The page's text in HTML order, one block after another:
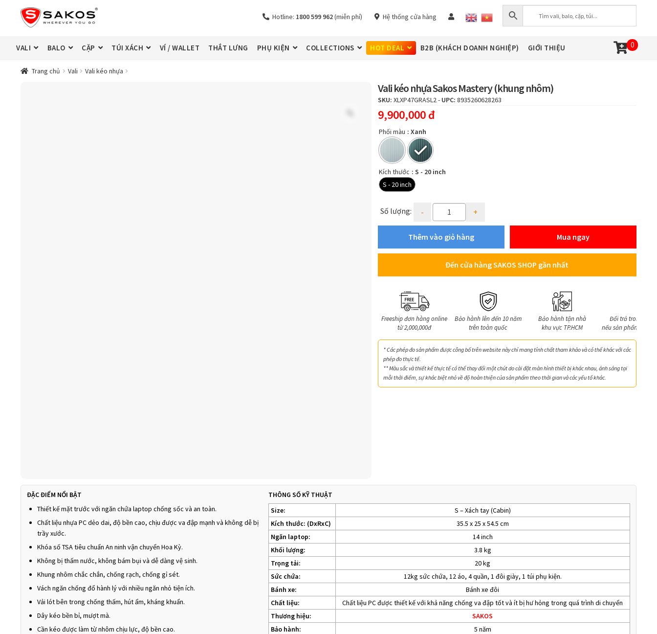
Đi
đến
hướng
Chuyển
đến
dung
Hotline: 1800 599 962(miễn phí) Hệ thống cửa hàng
VALI BALO CẶP TÚI XÁCH VÍ / WALLET THẮT LƯNG PHỤ KIỆN COLLECTIONS HOT DEAL B2B (KHÁCH DOANH NGHIỆP) GIỚI THIỆU 0
Trang chủ Vali Vali kéo nhựa
Vali kéo nhựa Sakos Mastery (khung nhôm)
SKU: XLXP47GRASL2- UPC: 8935260628263
9,900,000đ
Phối màu : Xanh
Kích thước : S - 20 inch
S - 20 inch
Số lượng:
Thêm vào giỏ hàng Mua ngay
Đến cửa hàng SAKOS SHOP gần nhất
Freeship đơn hàng online
từ 2,000,000đ
Bảo hành lên đến 10 năm
trên toàn quốc
Bảo hành tận nhà
khu vực TP.HCM
Đổi trả trong 7
nếu sản phẩm lỗi kỹ
* Các phép đo sản phẩm được công bố trên website này chỉ mang tính chất tham khảo và có thể khác với các
phép đo thực tế.
** Màu sắc và thiết kế thực tế có thể thay đổi một chút do cài đặt màn hình thiết bị khác nhau, ánh sáng tại
mỗi thời điểm, sự khác biệt nhỏ về độ hoàn thiện của sản phẩm theo thời gian và các yếu tố khác.
ĐẶC ĐIỂM NỔI BẬT
Thiết kế mặt trước với ngăn chứa laptop chống sốc và an toàn.
Chất liệu nhựa PC dẻo dai, độ bền cao, chịu được va đập mạnh và không dễ bị
trầy xước.
Khóa số TSA tiêu chuẩn An ninh vận chuyển Hoa Kỳ.
Không bị thấm nước, không bám bụi và dễ dàng vệ sinh.
Khung nhôm chắc chắn, chống rạch, chống gỉ sét.
Vách ngăn chống đổ hành lý với nhiều ngăn nhỏ tiện ích.
Vải lót bên trong chống thấm, hút ẩm, kháng khuẩn.
Dây kéo bền bỉ, mượt mà.
Cần kéo được làm từ nhôm chịu lực, độ bền cao.
THÔNG SỐ KỸ THUẬT
Size:
S – Xách tay (Cabin)
Kích thước: (DxRxC)
35.5 x 25 x 54.5 cm
Ngăn laptop:
14 inch
Khối lượng:
3.8 kg
Trọng tải:
20 kg
Sức chứa:
12kg sức chứa, 12 áo, 4 quần, 1 đôi giày, 1 túi phụ kiện.
Bánh xe:
Bánh xe đôi
Chất liệu:
Chất liệu PC được thiết kế với khả năng chống va đập tốt và ít bị hư hỏng trong quá trình di chuyển
Thương hiệu:
SAKOS
Bảo hành:
5 năm